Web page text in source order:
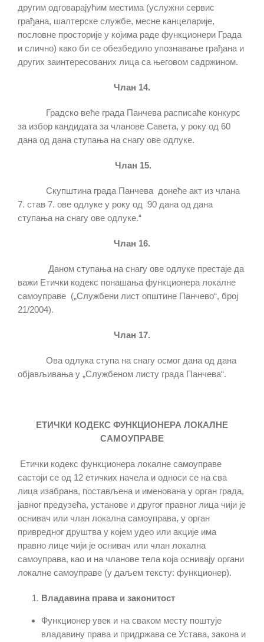
другим одговарајућим местима (услужни сервис
грађана, шалтерске службе, месне канцеларије,
пословне просторије у којима раде функционери Града
и слично) како би се обезбедило упознавање грађана и
других заинтересованих лица са његовом садржином.
Члан 14.
Градско веће града Панчева расписаће конкурс
за избор кандидата за чланове Савета, у року од 60
дана од дана ступања на снагу ове одлуке.
Члан 15.
Скупштина града Панчева донеће акт из члана
7. став 7. ове одлуке у року од 90 дана од дана
ступања на снагу ове одлуке.“
Члан 16.
Даном ступања на снагу ове одлуке престаје да
важи Етички кодекс понашања функционера локалне
самоуправе („Службени лист општине Панчево“, број
21/2004).
Члан 17.
Ова одлука ступа на снагу осмог дана од дана
објављивања у „Службеном листу града Панчева“.
ЕТИЧКИ КОДЕКС ФУНКЦИОНЕРА ЛОКАЛНЕ
САМОУПРАВЕ
Етички кодекс функционера локалне самоуправе
састоји се од 12 етичких начела и односи се на сва
лица изабрана, постављена и именована у орган града,
јавног предузећа, установе и другог правног лица чији је
оснивач или члан локална самоуправа, у орган
привредног друштва у којем удео или акције има
правно лице чији је оснивач или члан локална
самоуправа, као и на чланове тела која оснивају органи
локалне самоуправе (у даљем тексту: функционер).
Владавина права и законитост
Функционер увек и на сваком месту поштује
владавину права и придржава се Устава, закона и